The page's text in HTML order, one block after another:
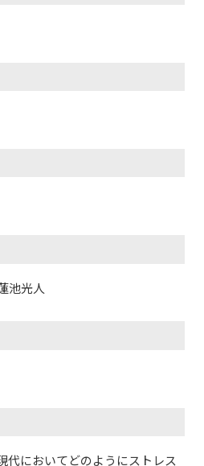
池光人
代においてどのようにストレス